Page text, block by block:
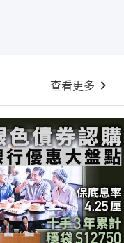
查看更多